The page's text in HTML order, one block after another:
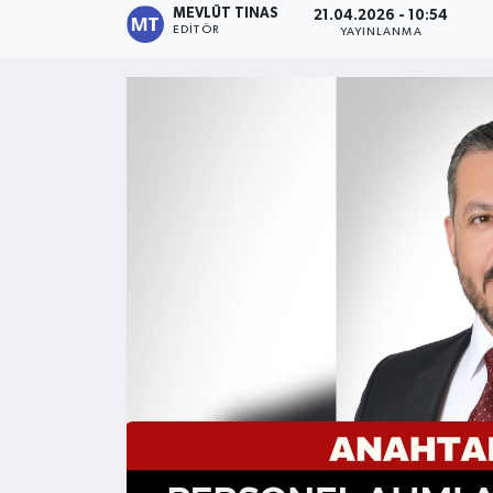
MEVLÜT TINAS
EDITÖR
21.04.2026 - 10:54
YAYINLANMA
Kültür - Sanat